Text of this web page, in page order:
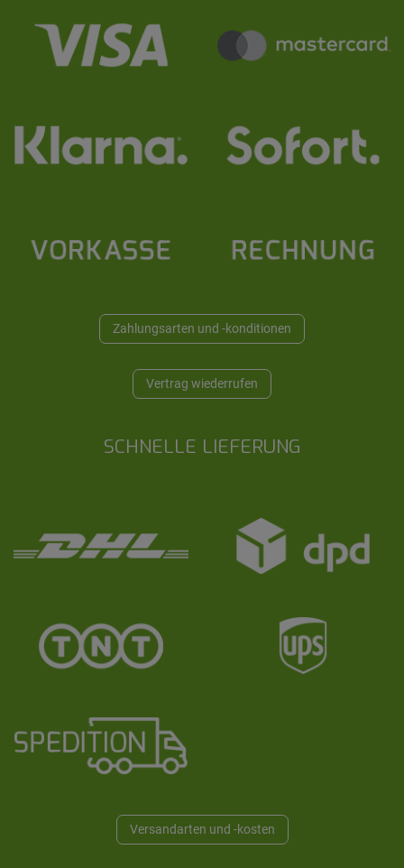
Zahlungsarten und -konditionen
Vertrag wiederrufen
SCHNELLE LIEFERUNG
Versandarten und -kosten